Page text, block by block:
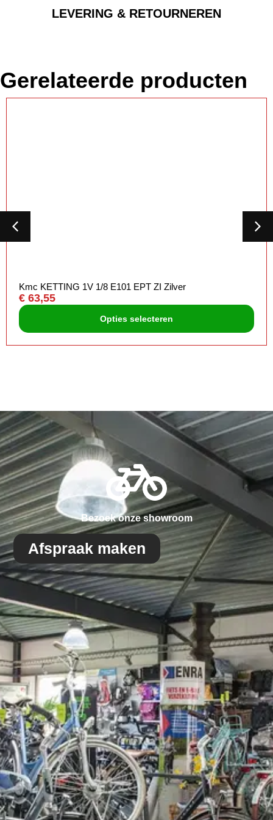
LEVERING & RETOURNEREN
Gerelateerde producten
Kmc KETTING 1V 1/8 E101 EPT ZI Zilver
€ 63,55
Opties selecteren
Bezoek onze showroom
Afspraak maken